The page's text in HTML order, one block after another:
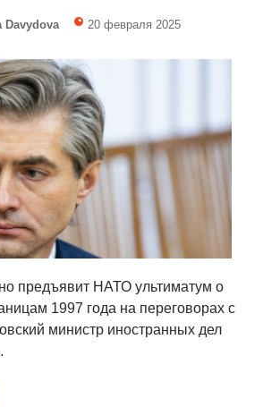
Davydova 20 февраля 2025
предъявит НАТО ультиматум о
1997 года на переговорах с
министр иностранных дел